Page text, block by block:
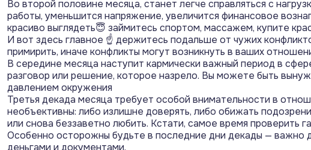
Во второй половине месяца, станет легче справляться с
работы, уменьшится напряжение, увеличится финансовое
красиво выглядеть😇 займитесь спортом, массажем, купите
И вот здесь главное ☝️ держитесь подальше от чужих
примирить, иначе конфликты могут возникнуть в ваших
В середине месяца наступит кармически важный период в
разговор или решение, которое назрело. Вы можете быть
давлением окружения
Третья декада месяца требует особой внимательности в
необъективны: либо излишне доверять, либо обижать
или снова беззаветно любить. Кстати, самое время проверить
Особенно осторожны будьте в последние дни декады — важно
деньгами и документами.